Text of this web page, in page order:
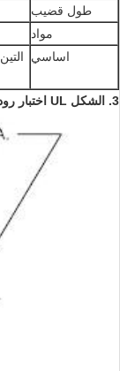
طول قضيب
مواد
اساسي
التين UL982.
3. الشكل UL اختبار رود التحقيق